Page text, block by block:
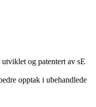
og patentert av sE
opptak i ubehandlede